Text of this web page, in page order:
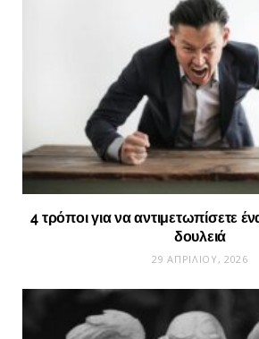
4 τρόποι για να αντιμετωπίσετε
δουλειά
29 ΑΠΡΙΛΊΟΥ, 2026